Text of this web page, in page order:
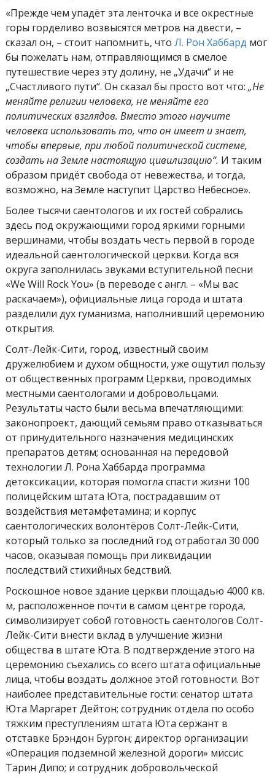
«Прежде чем упадёт эта ленточка и все окрестные
горы горделиво возвысятся метров на двести, –
сказал он, – стоит напомнить, что Л. Рон Хаббард мог
бы пожелать нам, отправляющимся в смелое
путешествие через эту долину, не „Удачи“ и не
„Счастливого пути“. Он сказал бы просто вот что: „Не
меняйте религии человека, не меняйте его
политических взглядов. Вместо этого научите
человека использовать то, что он имеет и знает,
чтобы впервые, при любой политической системе,
создать на Земле настоящую цивилизацию“. И таким
образом придёт свобода от невежества, и тогда,
возможно, на Земле наступит Царство Небесное».
Более тысячи саентологов и их гостей собрались
здесь под окружающими город яркими горными
вершинами, чтобы воздать честь первой в городе
идеальной саентологической церкви. Когда вся
округа заполнилась звуками вступительной песни
«We Will Rock You» (в переводе с англ. – «Мы вас
раскачаем»), официальные лица города и штата
разделили дух гуманизма, наполнивший церемонию
открытия.
Солт-Лейк-Сити, город, известный своим
дружелюбием и духом общности, уже ощутил пользу
от общественных программ Церкви, проводимых
местными саентологами и добровольцами.
Результаты часто были весьма впечатляющими:
законопроект, дающий семьям право отказываться
от принудительного назначения медицинских
препаратов детям; основанная на передовой
технологии Л. Рона Хаббарда программа
детоксикации, которая помогла спасти жизни 100
полицейским штата Юта, пострадавшим от
воздействия метамфетамина; и корпус
саентологических волонтёров Солт-Лейк-Сити,
который только за последний год отработал 30 000
часов, оказывая помощь при ликвидации
последствий стихийных бедствий.
Роскошное новое здание церкви площадью 4000 кв.
м, расположенное почти в самом центре города,
символизирует собой готовность саентологов Солт-
Лейк-Сити внести вклад в улучшение жизни
общества в штате Юта. В подтверждение этого на
церемонию съехались со всего штата официальные
лица, чтобы воздать должное этой готовности. Вот
наиболее представительные гости: сенатор штата
Юта Маргарет Дейтон; сотрудник отдела по особо
тяжким преступлениям штата Юта сержант в
отставке Брэндон Бургон; директор организации
«Операция подземной железной дороги» миссис
Тарин Дипо; и сотрудник добровольческой